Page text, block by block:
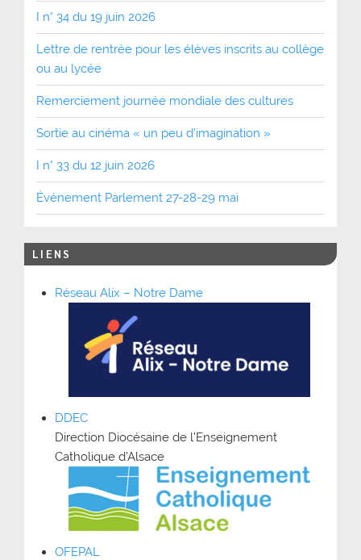
I n° 34 du 19 juin 2026
Lettre de rentrée pour les élèves inscrits au collège
ou au lycée
Remerciement journée mondiale des cultures
Sortie au cinéma « un peu d’imagination »
I n° 33 du 12 juin 2026
Événement Parlement 27-28-29 mai
LIENS
Réseau Alix – Notre Dame
DDEC
Direction Diocésaine de l’Enseignement
Catholique d’Alsace
OFEPAL